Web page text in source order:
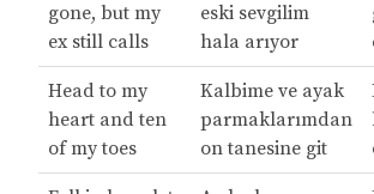
gone, but my
ex still calls
eski sevgilim
hala arıyor
Head to my
heart and ten
of my toes
Kalbime ve ayak
parmaklarımdan
on tanesine git